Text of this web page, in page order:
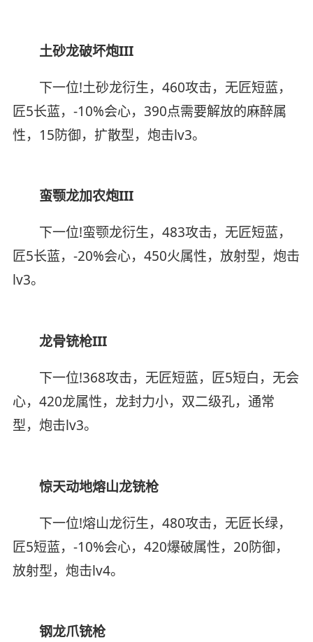
土砂龙破坏炮III
下一位!土砂龙衍生，460攻击，无匠短蓝，
匠5长蓝，-10%会心，390点需要解放的麻醉属
性，15防御，扩散型，炮击lv3。
蛮颚龙加农炮III
下一位!蛮颚龙衍生，483攻击，无匠短蓝，
匠5长蓝，-20%会心，450火属性，放射型，炮击
lv3。
龙骨铳枪III
下一位!368攻击，无匠短蓝，匠5短白，无会
心，420龙属性，龙封力小，双二级孔，通常
型，炮击lv3。
惊天动地熔山龙铳枪
下一位!熔山龙衍生，480攻击，无匠长绿，
匠5短蓝，-10%会心，420爆破属性，20防御，
放射型，炮击lv4。
钢龙爪铳枪